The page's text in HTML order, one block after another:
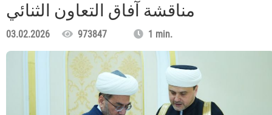
مناقشة آفاق التعاون الثنائي
03.02.2026 973847 1 min.